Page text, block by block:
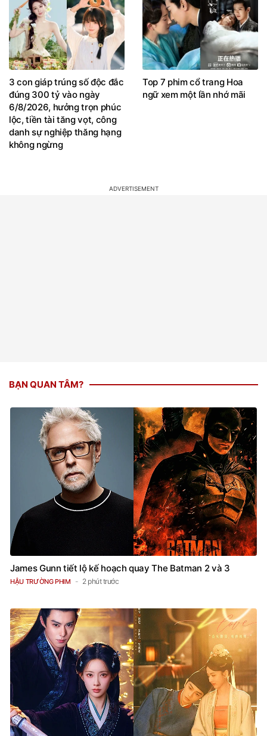
3 con giáp trúng số độc đắc
đúng 300 tỷ vào ngày
6/8/2026, hưởng trọn phúc
lộc, tiền tài tăng vọt, công
danh sự nghiệp thăng hạng
không ngừng
Top 7 phim cổ trang Hoa
ngữ xem một lần nhớ mãi
BẠN QUAN TÂM?
James Gunn tiết lộ kế hoạch quay The Batman 2 và 3
HẬU TRƯỜNG PHIM 2 phút trước